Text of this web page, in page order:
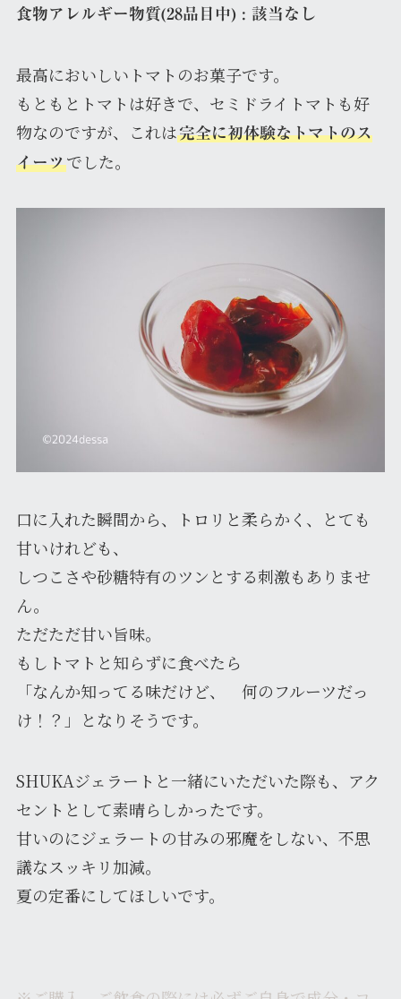
食物アレルギー物質(28品目中) : 該当なし
最高においしいトマトのお菓子です。
もともとトマトは好きで、セミドライトマトも好
物なのですが、これは完全に初体験なトマトのス
イーツでした。
口に入れた瞬間から、トロリと柔らかく、とても
甘いけれども、
しつこさや砂糖特有のツンとする刺激もありませ
ん。
ただただ甘い旨味。
もしトマトと知らずに食べたら
「なんか知ってる味だけど、 何のフルーツだっ
け！？」となりそうです。
SHUKAジェラートと一緒にいただいた際も、アク
セントとして素晴らしかったです。
甘いのにジェラートの甘みの邪魔をしない、不思
議なスッキリ加減。
夏の定番にしてほしいです。